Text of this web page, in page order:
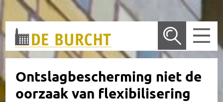
Nieuws
De locatie in Amsterdam
Ontslagbescherming niet de
oorzaak van flexibilisering